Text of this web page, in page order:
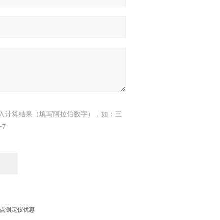
计算结果（填写阿拉伯数字），如：三
测定仪优惠